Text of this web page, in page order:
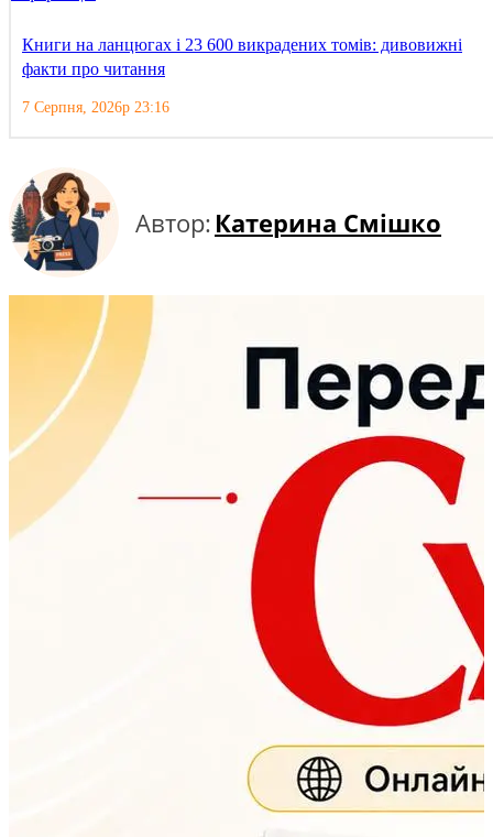
Книги на ланцюгах і 23 600 викрадених томів: дивовижні
факти про читання
7 Серпня, 2026р 23:16
Автор: Катерина Смішко